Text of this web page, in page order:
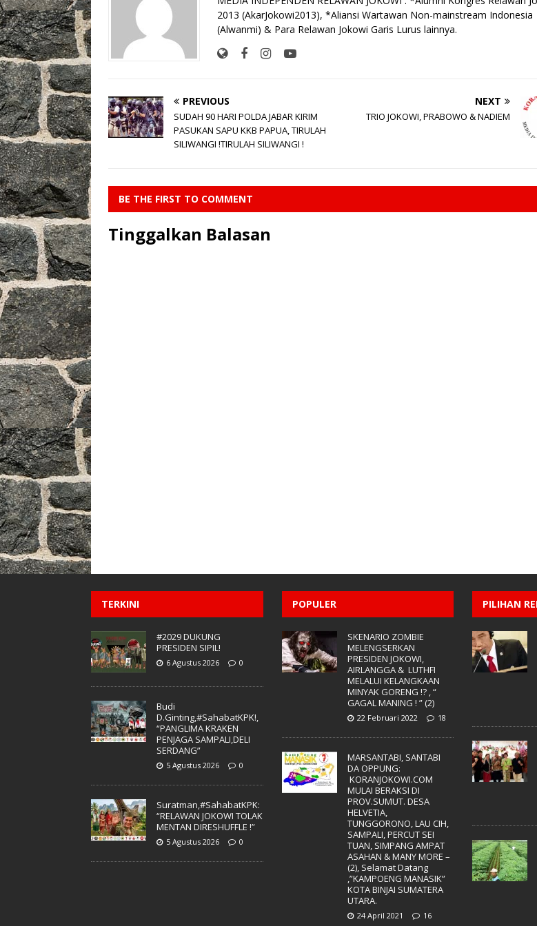
o
k
p k e
r
2013 (AkarJokowi2013), *Aliansi Wartawan Non-mainstream Indonesia
(Alwanmi) & Para Relawan Jokowi Garis Lurus lainnya.
PREVIOUS
SUDAH 90 HARI POLDA JABAR KIRIM
PASUKAN SAPU KKB PAPUA, TIRULAH
SILIWANGI !TIRULAH SILIWANGI !
NEXT
TRIO JOKOWI, PRABOWO & NADIEM
BE THE FIRST TO COMMENT
Tinggalkan Balasan
TERKINI
#2029 DUKUNG
PRESIDEN SIPIL!
6 Agustus 2026 0
Budi
D.Ginting,#SahabatKPK!,
“PANGLIMA KRAKEN
PENJAGA SAMPALI,DELI
SERDANG”
5 Agustus 2026 0
Suratman,#SahabatKPK:
“RELAWAN JOKOWI TOLAK
MENTAN DIRESHUFFLE !”
5 Agustus 2026 0
POPULER
SKENARIO ZOMBIE
MELENGSERKAN
PRESIDEN JOKOWI,
AIRLANGGA & LUTHFI
MELALUI KELANGKAAN
MINYAK GORENG !? , “
GAGAL MANING ! ” (2)
22 Februari 2022 18
MARSANTABI, SANTABI
DA OPPUNG:
KORANJOKOWI.COM
MULAI BERAKSI DI
PROV.SUMUT. DESA
HELVETIA,
TUNGGORONO, LAU CIH,
SAMPALI, PERCUT SEI
TUAN, SIMPANG AMPAT
ASAHAN & MANY MORE –
(2), Selamat Datang
,”KAMPOENG MANASIK”
KOTA BINJAI SUMATERA
UTARA.
24 April 2021 16
PILIHAN